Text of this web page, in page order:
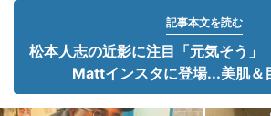
記事本文を読む
松本人志の近影に注目「元気そう
Mattインスタに登場...美肌＆